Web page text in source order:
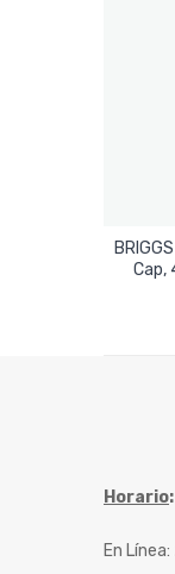
Cap,
Horario:
En